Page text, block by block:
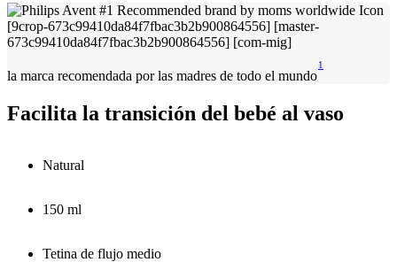
la marca recomendada por las madres de todo el mundo
1
Facilita la transición del bebé al vaso
Natural
150 ml
Tetina de flujo medio